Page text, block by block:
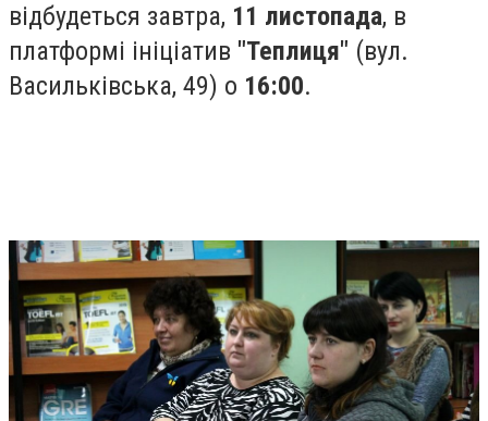
відбудеться завтра, 11 листопада, в
платформі ініціатив "Теплиця" (вул.
Васильківська, 49) о 16:00.